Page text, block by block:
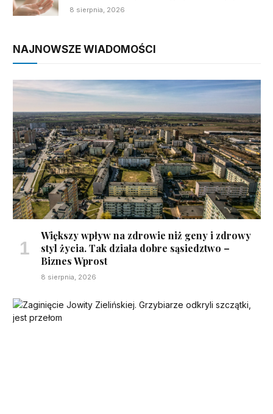
8 sierpnia, 2026
NAJNOWSZE WIADOMOŚCI
Większy wpływ na zdrowie niż geny i zdrowy
styl życia. Tak działa dobre sąsiedztwo –
Biznes Wprost
8 sierpnia, 2026